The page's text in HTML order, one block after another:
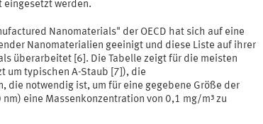
eingesetzt werden.
Nanomaterials" der OECD hat sich auf eine
Nanomaterialien geeinigt und diese Liste auf ihrer
überarbeitet [6]. Die Tabelle zeigt für die meisten
um typischen A-Staub [7]), die
die notwendig ist, um für eine gegebene Größe der
eine Massenkonzentration von 0,1 mg/m³ zu